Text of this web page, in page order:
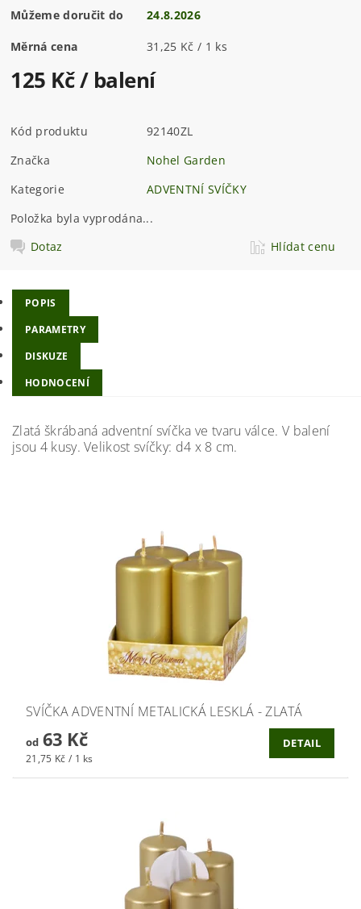
Můžeme doručit do 24.8.2026
Měrná cena 31,25 Kč / 1 ks
125 Kč/ balení
Kód produktu
92140ZL
Značka
Nohel Garden
Kategorie
ADVENTNÍ SVÍČKY
Položka byla vyprodána...
Dotaz
Hlídat cenu
POPIS
PARAMETRY
DISKUZE
HODNOCENÍ
Zlatá škrábaná adventní svíčka ve tvaru válce. V balení
jsou 4 kusy. Velikost svíčky: d4 x 8 cm.
SVÍČKA ADVENTNÍ METALICKÁ LESKLÁ - ZLATÁ
od63 Kč
21,75 Kč / 1 ks
DETAIL